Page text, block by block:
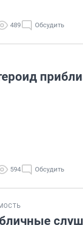
489 Обсудить
594 Обсудить